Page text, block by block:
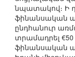
նպատակով։ Ի
ֆինանսական
ընդհանուր
տրամադրել
ֆինանսական